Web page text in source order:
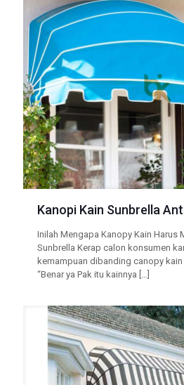
Kanopi Kain Sunbrella
Inilah Mengapa Kanopy Kain Harus
Sunbrella Kerap calon konsumen
kemampuan dibanding canopy
“Benar ya Pak itu kainnya […]